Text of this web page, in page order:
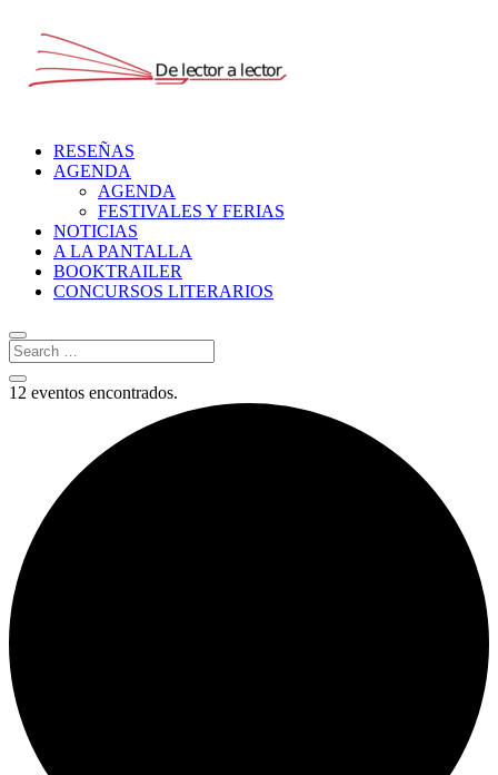
RESEÑAS
AGENDA
AGENDA
FESTIVALES Y FERIAS
NOTICIAS
A LA PANTALLA
BOOKTRAILER
CONCURSOS LITERARIOS
12 eventos encontrados.